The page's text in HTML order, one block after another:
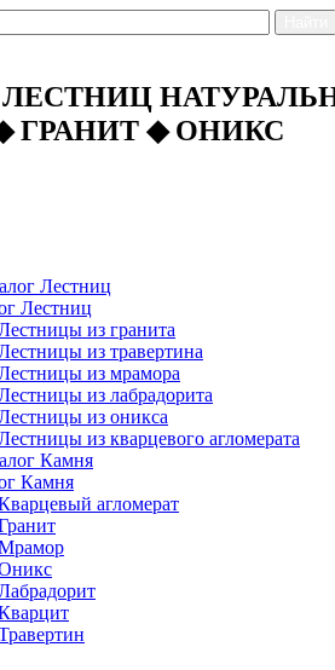
ЛЕСТНИЦ
ГРАНИТ ◆ОНИКС
Лестниц
из гранита
из травертина
из мрамора
из лабрадорита
из оникса
из кварцевого агломерата
Камня
агломерат